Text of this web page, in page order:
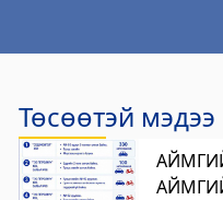
Төсөөтэй мэдээ